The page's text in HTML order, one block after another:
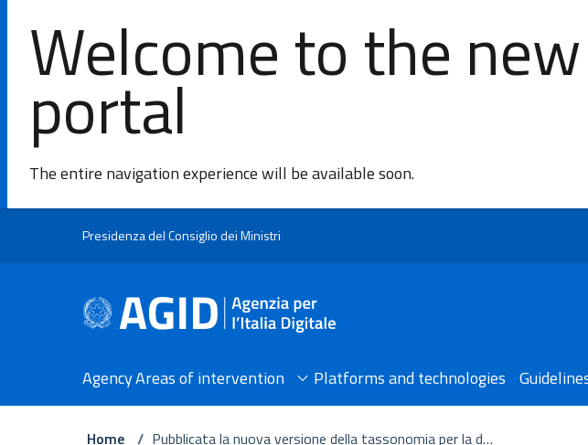
Welcome to the
portal
The entire navigation experience will be available soon.
Presidenza del Consiglio dei Ministri
AgencyAreas of intervention​ Platforms and technologies​
Home / Pubblicata la nuova versione della tassonomia per la def